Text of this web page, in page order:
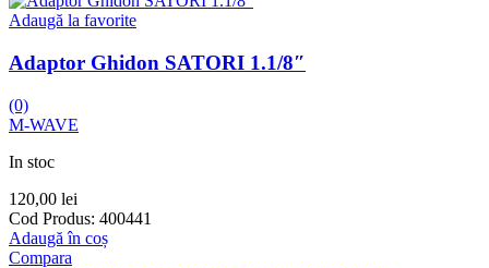
Adaugă la favorite
Adaptor Ghidon SATORI 1.1/8″
(0)
M-WAVE
In stoc
120,00 lei
Cod Produs: 400441
Adaugă în coș
Compara